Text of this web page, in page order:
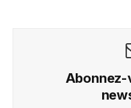
Abonnez-